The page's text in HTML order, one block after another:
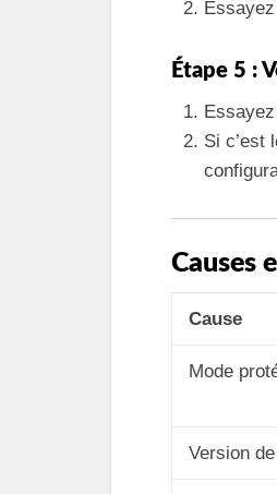
Étape 5 :
Si c’est
Causes
Cause
Mode
Version